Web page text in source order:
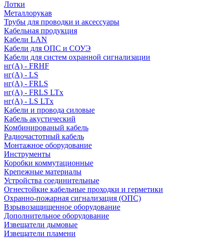
Лотки
Металлорукав
Трубы для проводки и аксессуары
Кабельная продукция
Кабели LAN
Кабели для ОПС и СОУЭ
Кабели для систем охранной сигнализации
нг(A) - FRHF
нг(A) - LS
нг(А) - FRLS
нг(А) - FRLS LTx
нг(А) - LS LTx
Кабели и провода силовые
Кабель акустический
Комбинированый кабель
Радиочастотный кабель
Монтажное оборудование
Инструменты
Коробки коммутационные
Крепежные материалы
Устройства соединительные
Огнестойкие кабельные проходки и герметики
Охранно-пожарная сигнализация (ОПС)
Взрывозащищенное оборудование
Дополнительное оборудование
Извещатели дымовые
Извещатели пламени